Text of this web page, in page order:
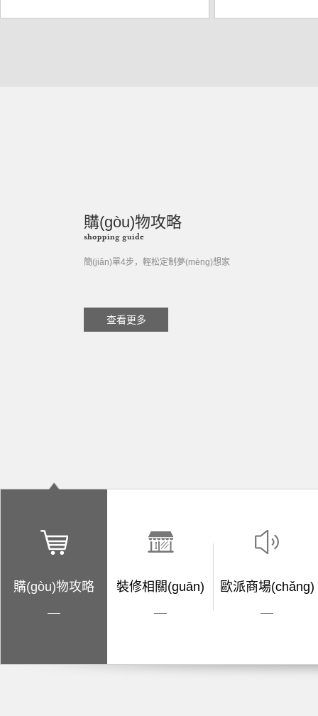
購(gòu)物攻略
shopping guide
簡(jiǎn)單4步，輕松定制夢(mèng)想家
查看更多
購(gòu)物攻略 裝修相關(guān) 歐派商場(chǎng)